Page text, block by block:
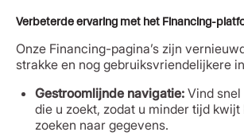
Verbeterde ervaring met het Financing-
Onze Financing-pagina’s zijn
strakke en nog gebruiksvriendelijkere
Gestroomlijnde navigatie: Vind
die u zoekt, zodat u minder tijd kwijt
zoeken naar gegevens.